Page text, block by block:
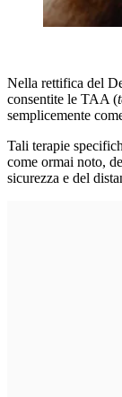
Nella rettifica del
consentite le TAA (
semplicemente
Tali terapie
come ormai noto,
sicurezza e del